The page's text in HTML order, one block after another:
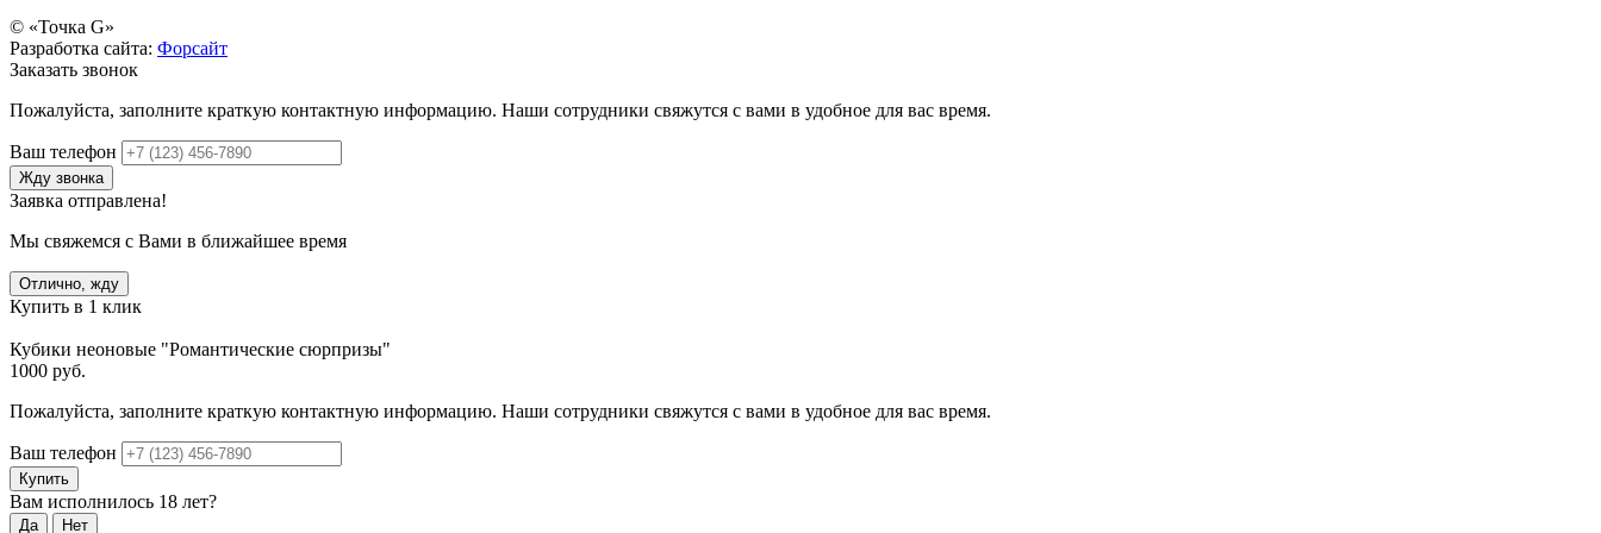
© «Точка G»
Разработка сайта: Форсайт
Заказать звонок
Пожалуйста, заполните краткую контактную информацию. Наши сотрудники свяжутся с вами в удобное для вас время.
Ваш телефон
Жду звонка
Заявка отправлена!
Мы свяжемся с Вами в ближайшее время
Отлично, жду
Купить в 1 клик
Кубики неоновые "Романтические сюрпризы"
1000 руб.
Пожалуйста, заполните краткую контактную информацию. Наши сотрудники свяжутся с вами в удобное для вас время.
Ваш телефон
Купить
Вам исполнилось 18 лет?
Да Нет